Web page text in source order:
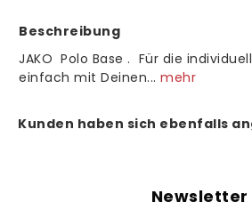
Beschreibung
JAKO Polo Base . Für die
einfach mit Deinen... mehr
Kunden haben sich ebenfalls
Newsletter